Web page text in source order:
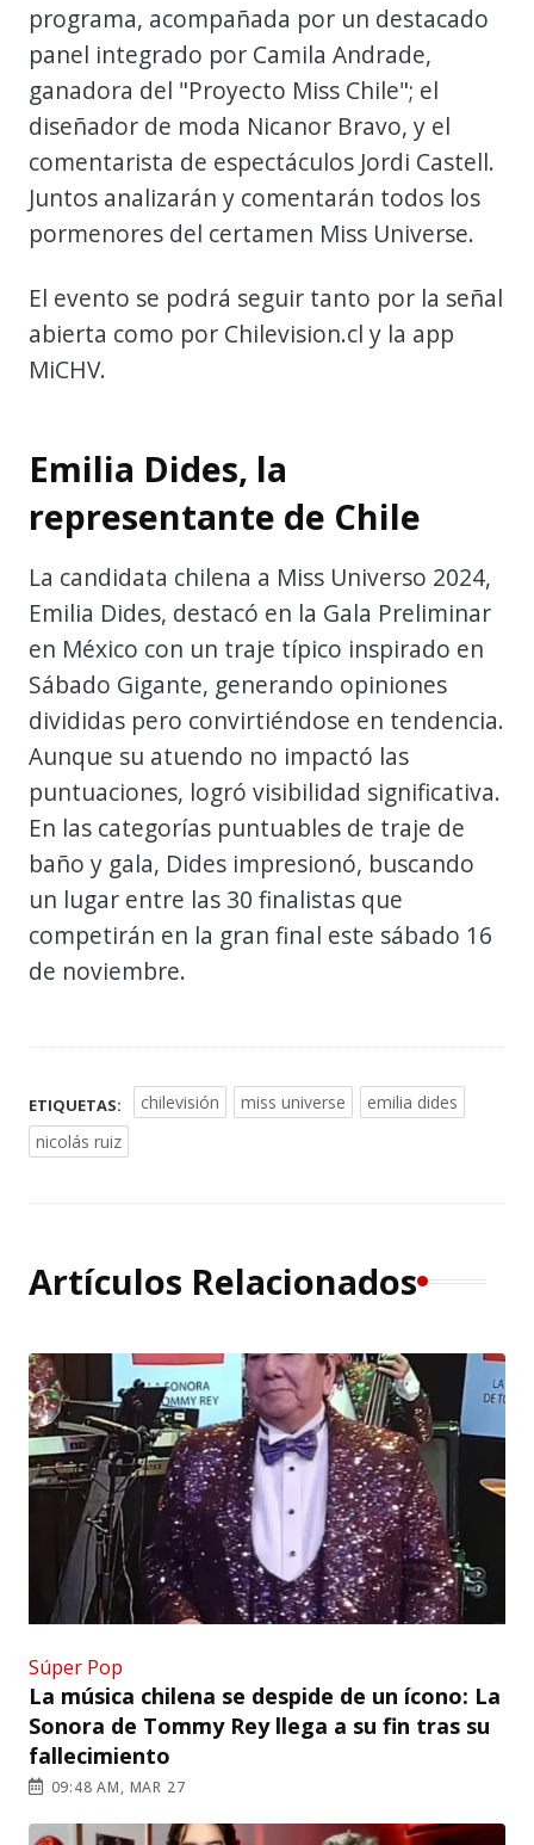
programa, acompañada por un destacado
panel integrado por Camila Andrade,
ganadora del "Proyecto Miss Chile"; el
diseñador de moda Nicanor Bravo, y el
comentarista de espectáculos Jordi Castell.
Juntos analizarán y comentarán todos los
pormenores del certamen Miss Universe.
El evento se podrá seguir tanto por la señal
abierta como por Chilevision.cl y la app
MiCHV.
Emilia Dides, la
representante de Chile
La candidata chilena a Miss Universo 2024,
Emilia Dides, destacó en la Gala Preliminar
en México con un traje típico inspirado en
Sábado Gigante, generando opiniones
divididas pero convirtiéndose en tendencia.
Aunque su atuendo no impactó las
puntuaciones, logró visibilidad significativa.
En las categorías puntuables de traje de
baño y gala, Dides impresionó, buscando
un lugar entre las 30 finalistas que
competirán en la gran final este sábado 16
de noviembre.
ETIQUETAS: chilevisión miss universe
emilia dides
nicolás ruiz
Artículos Relacionados
Súper Pop
La música chilena se despide de un ícono: La
Sonora de Tommy Rey llega a su fin tras su
fallecimiento
09:48 AM, MAR 27